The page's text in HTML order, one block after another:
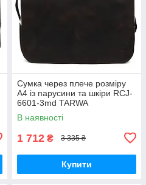
Сумка через плече розміру
А4 із парусини та шкіри RCJ-
6601-3md TARWA
В наявності
1 712 ₴ 3 335 ₴
Купити